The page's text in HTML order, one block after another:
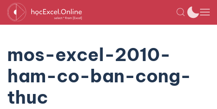
mos-excel-2010-
ham-co-ban-cong-
thuc